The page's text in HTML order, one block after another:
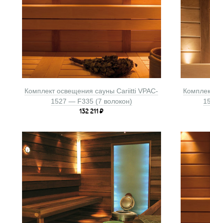
Комплект освещения сауны Cariitti VPAC-
1527 — F335 (7 волокон)
132 211₽